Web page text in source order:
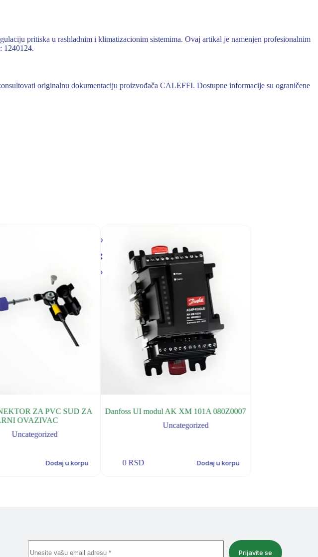
pritiska u rashladnim i klimatizacionim sistemima. Ovaj artikal je namenjen profesionalnim
1240124.
originalnu dokumentaciju proizvođača CALEFFI. Dostupne informacije su ograničene
ZA PVC SUD ZA
OVAZIVAC
Uncategorized
Dodaj u korpu
Danfoss UI modul AK XM 101A 080Z0007
Uncategorized
0 RSD Dodaj u korpu
Prijavite se